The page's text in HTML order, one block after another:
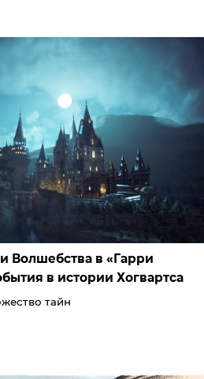
Волшебства в «Гарри
в истории Хогвартса
тайн